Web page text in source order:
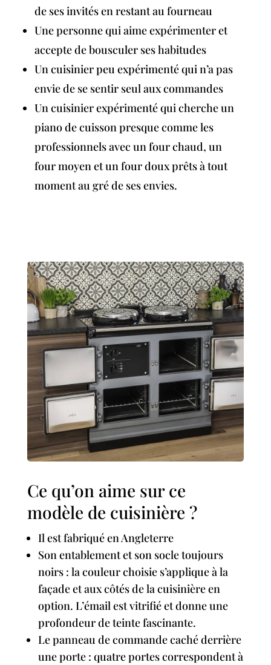
de ses invités en restant au fourneau
Une personne qui aime expérimenter et
accepte de bousculer ses habitudes
Un cuisinier peu expérimenté qui n’a pas
envie de se sentir seul aux commandes
Un cuisinier expérimenté qui cherche un
piano de cuisson presque comme les
professionnels avec un four chaud, un
four moyen et un four doux prêts à tout
moment au gré de ses envies.
Ce qu’on aime sur ce
modèle de cuisinière ?
Il est fabriqué en Angleterre
Son entablement et son socle toujours
noirs : la couleur choisie s’applique à la
façade et aux côtés de la cuisinière en
option. L’émail est vitrifié et donne une
profondeur de teinte fascinante.
Le panneau de commande caché derrière
une porte : quatre portes correspondent à